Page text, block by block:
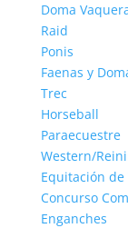
Doma
Raid
Ponis
Faenas y
Trec
Horseball
Paraecuestre
Western/
Equitación de
Concurso
Enganches